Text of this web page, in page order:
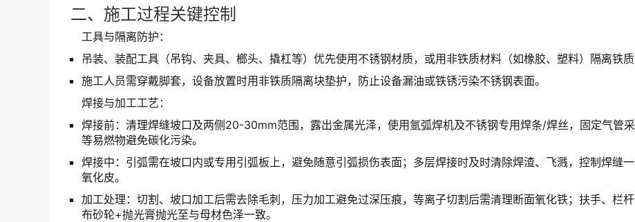
二、施工过程关键控制
工具与隔离防护：
吊装、装配工具（吊钩、夹具、榔头、撬杠等）优先使用不锈钢材质，或用非铁质材料（如橡胶、塑料）隔离铁
施工人员需穿戴脚套，设备放置时用非铁质隔离块垫护，防止设备漏油或铁锈污染不锈钢表面。
焊接与加工工艺：
焊接前：清理焊缝坡口及两侧20-30mm范围，露出金属光泽，使用氩弧焊机及不锈钢专用焊条/焊丝，固定气管
等易燃物避免碳化污染。
焊接中：引弧需在坡口内或专用引弧板上，避免随意引弧损伤表面；多层焊接时及时清除焊渣、飞溅，控制焊缝
氧化皮。
加工处理：切割、坡口加工后需去除毛刺，压力加工避免过深压痕，等离子切割后需清理断面氧化铁；扶手、栏
布砂轮+抛光膏抛光至与母材色泽一致。